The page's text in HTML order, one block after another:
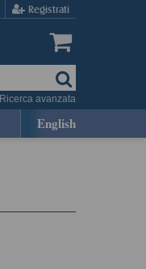
Registrati
Ricerca avanzata
English